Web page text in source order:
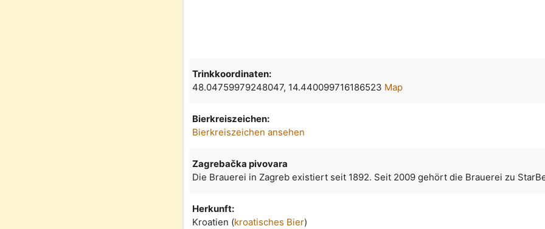
Trinkkoordinaten:
48.04759979248047, 14.440099716186523 Map
Bierkreiszeichen:
Bierkreiszeichen ansehen
Zagrebačka pivovara
Die Brauerei in Zagreb existiert seit 1892. Seit 2009 gehört die Brauerei zu
Herkunft:
Kroatien (kroatisches Bier)